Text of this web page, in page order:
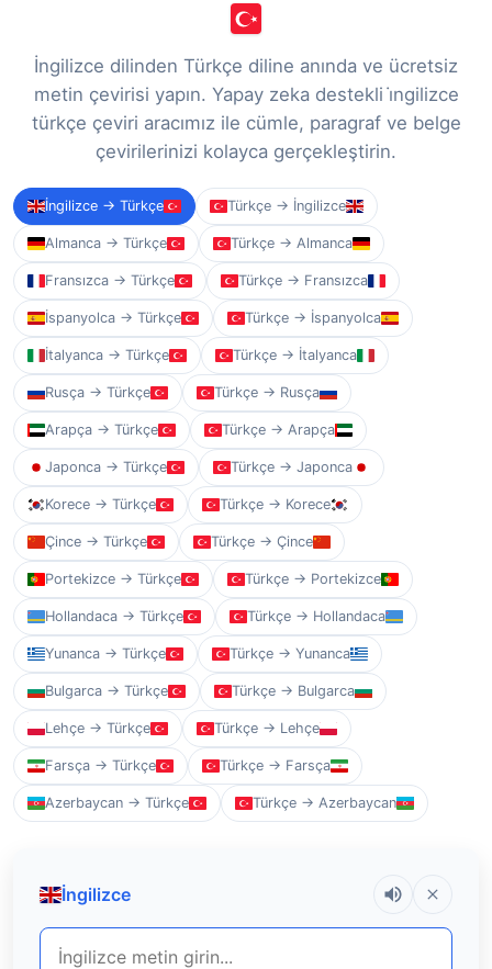
İngilizce dilinden Türkçe diline anında ve ücretsiz
metin çevirisi yapın. Yapay zeka destekli i̇ngilizce
türkçe çeviri aracımız ile cümle, paragraf ve belge
çevirilerinizi kolayca gerçekleştirin.
İngilizce → Türkçe Türkçe → İngilizce
Almanca → Türkçe Türkçe → Almanca
Fransızca → Türkçe Türkçe → Fransızca
İspanyolca → Türkçe Türkçe → İspanyolca
İtalyanca → Türkçe Türkçe → İtalyanca
Rusça → Türkçe Türkçe → Rusça
Arapça → Türkçe Türkçe → Arapça
Japonca → Türkçe Türkçe → Japonca
Korece → Türkçe Türkçe → Korece
Çince → Türkçe Türkçe → Çince
Portekizce → Türkçe Türkçe → Portekizce
Hollandaca → Türkçe Türkçe → Hollandaca
Yunanca → Türkçe Türkçe → Yunanca
Bulgarca → Türkçe Türkçe → Bulgarca
Lehçe → Türkçe Türkçe → Lehçe
Farsça → Türkçe Türkçe → Farsça
Azerbaycan → Türkçe Türkçe → Azerbaycan
İngilizce